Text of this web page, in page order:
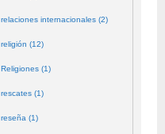
relaciones internacionales (2)
religión (12)
Religiones (1)
rescates (1)
reseña (1)